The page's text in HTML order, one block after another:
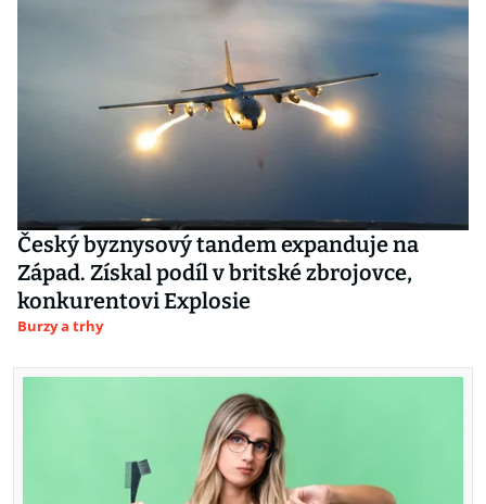
Český byznysový tandem expanduje na
Západ. Získal podíl v britské zbrojovce,
konkurentovi Explosie
Burzy a trhy